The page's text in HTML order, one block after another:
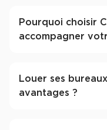
Pourquoi choisir
accompagner
Louer ses
avantages ?